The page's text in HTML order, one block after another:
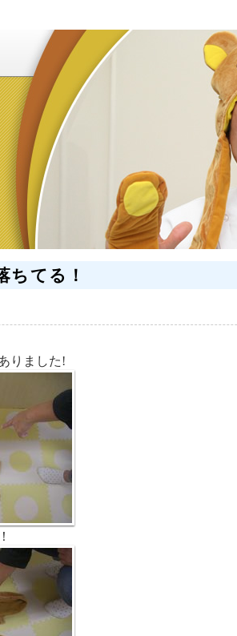
ちてる！
りました!